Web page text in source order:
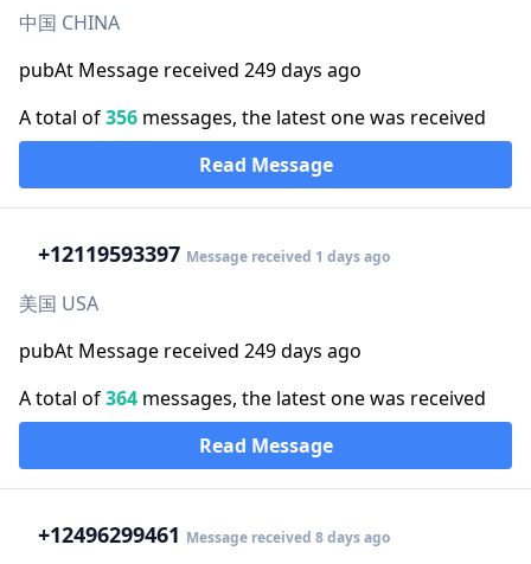
中国 CHINA
pubAt Message received 249 days ago
A total of356 messages, the latest one was received
Read Message
+12119593397 Message received 1 days ago
美国 USA
pubAt Message received 249 days ago
A total of364 messages, the latest one was received
Read Message
+12496299461 Message received 8 days ago